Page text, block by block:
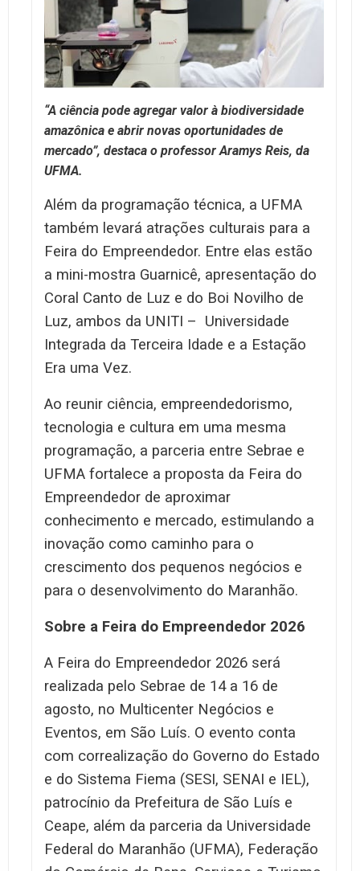
“A ciência pode agregar valor à biodiversidade
amazônica e abrir novas oportunidades de
mercado”, destaca o professor Aramys Reis, da
UFMA.
Além da programação técnica, a UFMA
também levará atrações culturais para a
Feira do Empreendedor. Entre elas estão
a mini-mostra Guarnicê, apresentação do
Coral Canto de Luz e do Boi Novilho de
Luz, ambos da UNITI – Universidade
Integrada da Terceira Idade e a Estação
Era uma Vez.
Ao reunir ciência, empreendedorismo,
tecnologia e cultura em uma mesma
programação, a parceria entre Sebrae e
UFMA fortalece a proposta da Feira do
Empreendedor de aproximar
conhecimento e mercado, estimulando a
inovação como caminho para o
crescimento dos pequenos negócios e
para o desenvolvimento do Maranhão.
Sobre a Feira do Empreendedor 2026
A Feira do Empreendedor 2026 será
realizada pelo Sebrae de 14 a 16 de
agosto, no Multicenter Negócios e
Eventos, em São Luís. O evento conta
com correalização do Governo do Estado
e do Sistema Fiema (SESI, SENAI e IEL),
patrocínio da Prefeitura de São Luís e
Ceape, além da parceria da Universidade
Federal do Maranhão (UFMA), Federação